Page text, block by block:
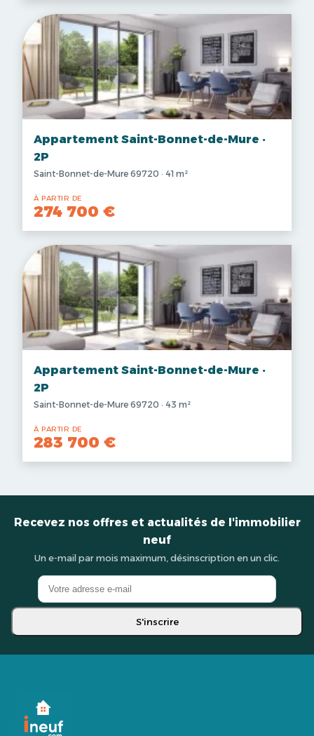
Appartement Saint-Bonnet-de-Mure ·
2P
Saint-Bonnet-de-Mure 69720 · 41 m²
À PARTIR DE
274 700 €
Appartement Saint-Bonnet-de-Mure ·
2P
Saint-Bonnet-de-Mure 69720 · 43 m²
À PARTIR DE
283 700 €
Recevez nos offres et actualités de l'immobilier
neuf
Un e-mail par mois maximum, désinscription en un clic.
S'inscrire